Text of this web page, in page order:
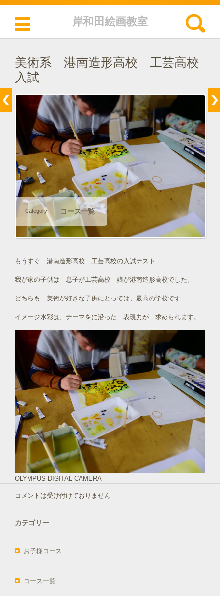
岸和田絵画教室
検索:
コンテンツに移動
美術系 港南造形高校 工芸高校
入試
- Category - コース一覧
もうすぐ 港南造形高校 工芸高校の入試テスト
我が家の子供は 息子が工芸高校 娘が港南造形高校でした。
どちらも 美術が好きな子供にとっては、最高の学校です
イメージ水彩は、テーマをに沿った 表現力が 求められます。
OLYMPUS DIGITAL CAMERA
コメントは受け付けておりません
カテゴリー
お子様コース
コース一覧